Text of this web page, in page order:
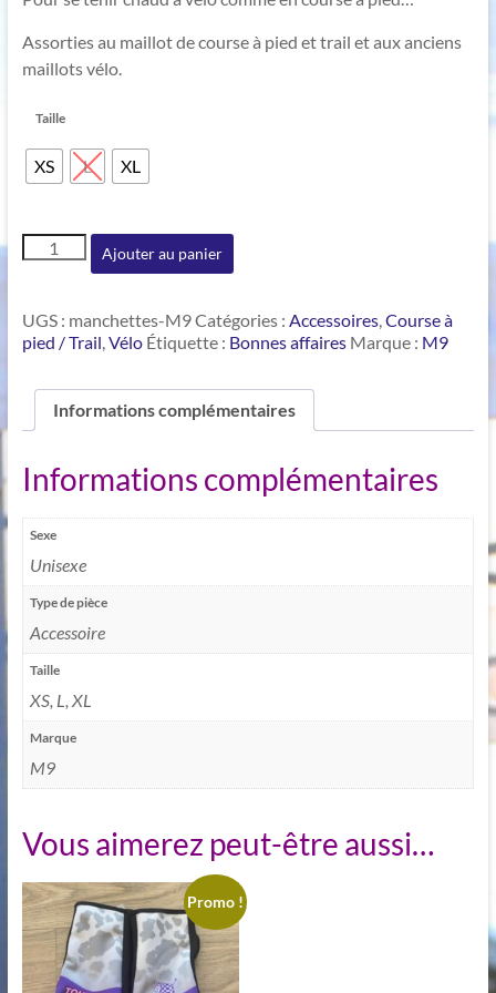
initial
était :
35€.
actuel
15€.
Assorties au maillot de course à pied et trail et aux anciens
maillots vélo.
Taille
XS L XL
quantité
de
Ajouter au panier
UGS : manchettes-M9Catégories : Accessoires,Course à
pied / Trail,Vélo Étiquette : Bonnes affaires Marque : M9
Informations complémentaires
Informations complémentaires
Sexe
Unisexe
Type de pièce
Accessoire
Taille
XS, L, XL
Marque
M9
Vous aimerez peut-être aussi…
Promo !